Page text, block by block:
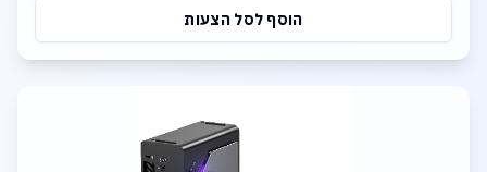
הוסף לסל הצעות